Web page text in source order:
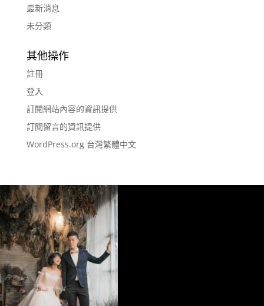
最新消息
未分類
其他操作
註冊
登入
訂閱網站內容的資訊提供
訂閱留言的資訊提供
WordPress.org 台灣繁體中文